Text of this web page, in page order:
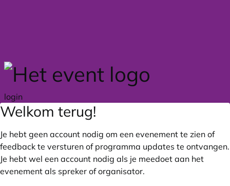
login
Welkom terug!
Je hebt geen account nodig om een evenement te zien of
feedback te versturen of programma updates te ontvangen.
Je hebt wel een account nodig als je meedoet aan het
evenement als spreker of organisator.